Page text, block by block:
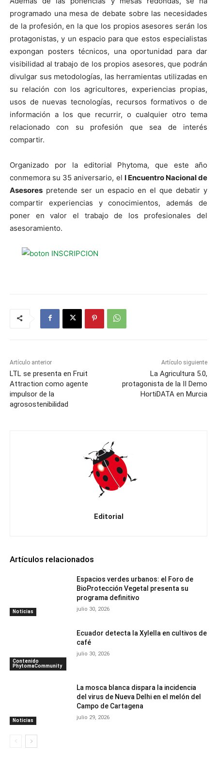
programado una mesa de debate sobre las necesidades
de la profesión, en la que los propios asesores serán los
protagonistas, y un espacio para que estos especialistas
expongan posters técnicos, una oportunidad para dar
visibilidad al trabajo de los propios asesores, que podrán
divulgar sus metodologías, las herramientas utilizadas en
su relación con los agricultores, experiencias propias,
usos de nuevas tecnologías, recursos formativos o de
información a los que recurrir, o cualquier otro tema
relacionado con su profesión que sea de interés
compartir.
Organizado por la editorial Phytoma, que este año
conmemora su 35 aniversario, el I Encuentro Nacional de
Asesores pretende ser un espacio en el que debatir y
compartir experiencias y conocimientos, además de
poner en valor el trabajo de los profesionales del
asesoramiento.
Artículo anterior
LTL se presenta en Fruit
Attraction como agente
impulsor de la
agrosostenibilidad
Artículo siguiente
La Agricultura 5.0,
protagonista de la II Demo
HortiDATA en Murcia
Editorial
Artículos relacionados
Noticias
Espacios verdes urbanos: el Foro de
BioProtección Vegetal presenta su
programa definitivo
julio 30, 2026
Contenido
PhytomaCommunity
Ecuador detecta la Xylella en cultivos de
café
julio 30, 2026
Noticias
La mosca blanca dispara la incidencia
del virus de Nueva Delhi en el melón del
Campo de Cartagena
julio 29, 2026